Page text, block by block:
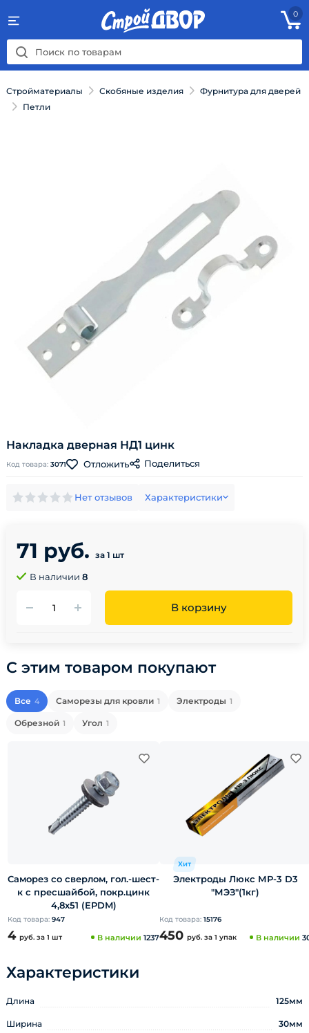
0
Стройматериалы Скобяные изделия
Фурнитура для дверей
Петли
Накладка дверная НД1 цинк
Код товара: 3071 Отложить Поделиться
Нет отзывов Характеристики
71 руб. за 1 шт
В наличии 8
В корзину
С этим товаром покупают
Все 4 Саморезы для кровли 1 Электроды 1
Обрезной 1 Угол 1
Саморез со сверлом, гол.-шест-
к с пресшайбой, покр.цинк
4,8х51 (EPDM)
Код товара: 947
4 руб. за 1 шт В наличии 1237
Хит
Электроды Люкс МР-3 D3
"МЭЗ"(1кг)
Код товара: 15176
450 руб. за 1 упак В наличии
Характеристики
Длина 125мм
Ширина 30мм